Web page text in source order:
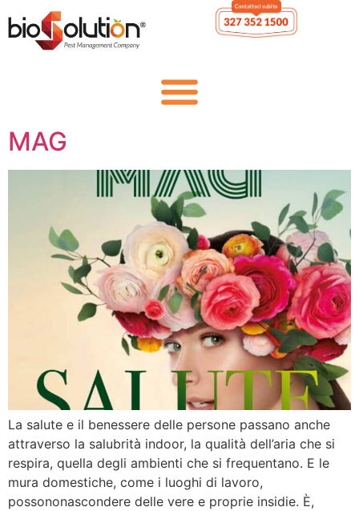
ARTICOLO SU CORRIERE
MAG
La salute e il benessere delle persone passano anche
attraverso la salubrità indoor, la qualità dell’aria che si
respira, quella degli ambienti che si frequentano. E le
mura domestiche, come i luoghi di lavoro,
possononascondere delle vere e proprie insidie. È,